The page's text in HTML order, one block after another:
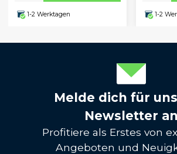
1-2 Werktagen 1-2
Melde dich für
Newsletter an
Profitiere als Erstes von
Angeboten und